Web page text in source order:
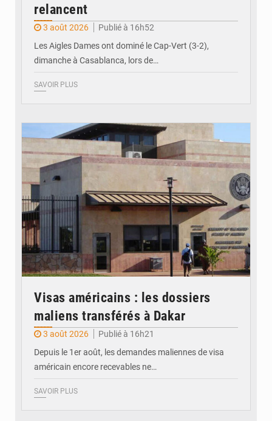
relancent
3 août 2026
Publié à 16h52
Les Aigles Dames ont dominé le Cap-Vert (3-2),
dimanche à Casablanca, lors de…
SAVOIR PLUS
Visas américains : les dossiers
maliens transférés à Dakar
3 août 2026
Publié à 16h21
Depuis le 1er août, les demandes maliennes de visa
américain encore recevables ne…
SAVOIR PLUS